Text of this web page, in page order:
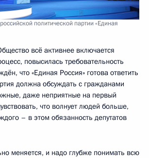
политической партии «Единая
всё активнее включается
повысилась требовательность
что «Единая Россия» готова ответить
должна обсуждать с гражданами
даже неприятные на первый
что волнует людей больше,
– в этом обязанность депутатов
меняется, и надо глубже понимать всю